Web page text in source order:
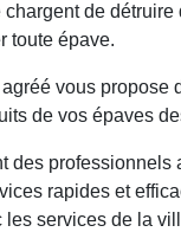
de détruire
toute épave.
vous propose
de vos épaves
des professionnels
rapides et
services de la